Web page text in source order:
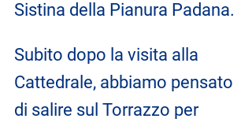
Sistina della Pianura Padana.
Subito dopo la visita alla
Cattedrale, abbiamo pensato
di salire sul Torrazzo per